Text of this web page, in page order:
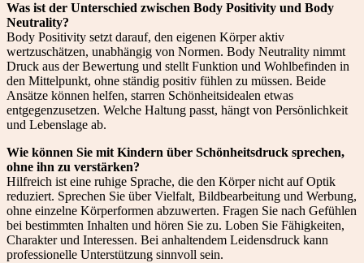
Was ist der Unterschied zwischen Body Positivity und Body
Neutrality?
Body Positivity setzt darauf, den eigenen Körper aktiv
wertzuschätzen, unabhängig von Normen. Body Neutrality nimmt
Druck aus der Bewertung und stellt Funktion und Wohlbefinden in
den Mittelpunkt, ohne ständig positiv fühlen zu müssen. Beide
Ansätze können helfen, starren Schönheitsidealen etwas
entgegenzusetzen. Welche Haltung passt, hängt von Persönlichkeit
und Lebenslage ab.
Wie können Sie mit Kindern über Schönheitsdruck sprechen,
ohne ihn zu verstärken?
Hilfreich ist eine ruhige Sprache, die den Körper nicht auf Optik
reduziert. Sprechen Sie über Vielfalt, Bildbearbeitung und Werbung,
ohne einzelne Körperformen abzuwerten. Fragen Sie nach Gefühlen
bei bestimmten Inhalten und hören Sie zu. Loben Sie Fähigkeiten,
Charakter und Interessen. Bei anhaltendem Leidensdruck kann
professionelle Unterstützung sinnvoll sein.